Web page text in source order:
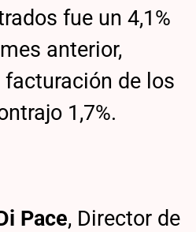
fue un 4,1%
anterior,
de los
1,7%.
Pace, Director de